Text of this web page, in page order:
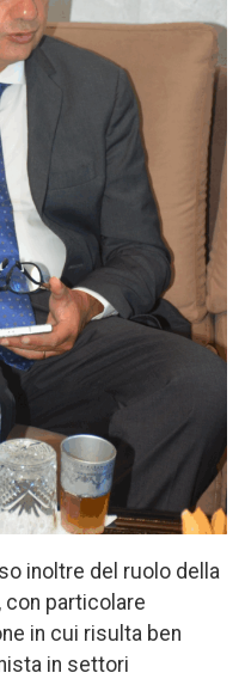
inoltre del ruolo della
con particolare
in cui risulta ben
in settori